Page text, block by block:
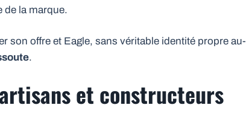
de la marque.
son offre et Eagle, sans véritable identité propre au-
.
et constructeurs